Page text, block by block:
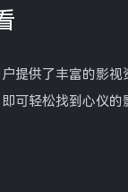
提供了丰富的影
可轻松找到心仪